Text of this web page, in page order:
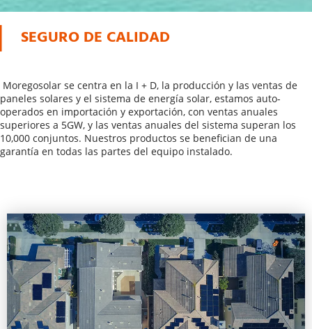
SEGURO DE CALIDAD
paneles solares y el sistema de energía solar, estamos auto-
operados en importación y exportación, con ventas anuales
superiores a 5GW, y las ventas anuales del sistema superan los
10,000 conjuntos. Nuestros productos se benefician de una
garantía en todas las partes del equipo instalado.